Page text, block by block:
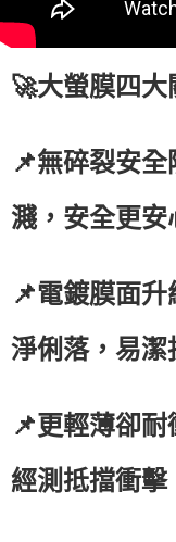
🚀大螢膜四大
📌無碎裂安
濺，安全更安
📌電鍍膜面
淨俐落，易潔
📌更輕薄卻耐
經測抵擋衝擊